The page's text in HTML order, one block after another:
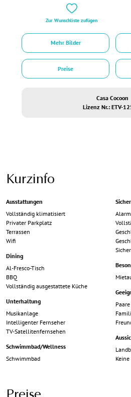
Zur Wunschliste zufügen
Mehr Bilder
Preise
Casa Cocoon
Lizenz Nr.: ETV-
Kurzinfo
Ausstattungen
Vollständig klimatisiert
Privater Parkplatz
Terrassen
Wifi
Dining
Al-Fresco-Tisch
BBQ
Vollständig ausgestattete Küche
Unterhaltung
Musikanlage
Intelligenter Fernseher
TV-Satellitenfernsehen
Schwimmbad/Wellness
Schwimmbad
Alarm
Paare